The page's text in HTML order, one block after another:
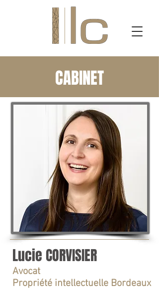
CABINET
Lucie CORVISIER
Avocat
Propriété intellectuelle Bordeaux